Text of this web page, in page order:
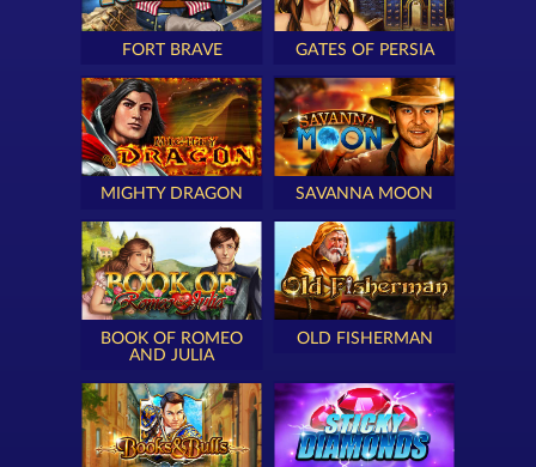
FORT BRAVE GATES OF PERSIA
MIGHTY DRAGON SAVANNA MOON
BOOK OF ROMEO
AND JULIA
OLD FISHERMAN